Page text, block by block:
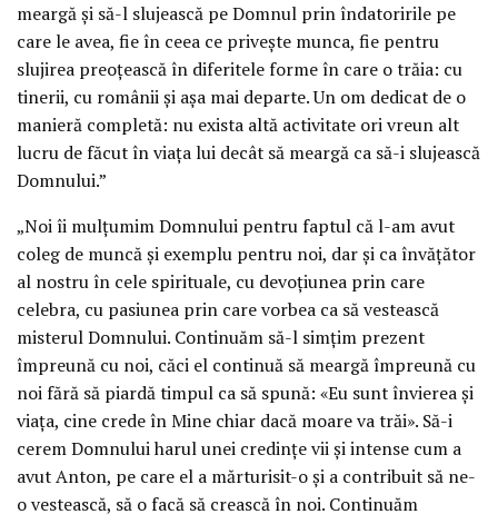
meargă și să-l slujească pe Domnul prin îndatoririle pe
care le avea, fie în ceea ce privește munca, fie pentru
slujirea preoțească în diferitele forme în care o trăia: cu
tinerii, cu românii și așa mai departe. Un om dedicat de o
manieră completă: nu exista altă activitate ori vreun alt
lucru de făcut în viața lui decât să meargă ca să-i slujească
Domnului.”
„Noi îi mulțumim Domnului pentru faptul că l-am avut
coleg de muncă și exemplu pentru noi, dar și ca învățător
al nostru în cele spirituale, cu devoțiunea prin care
celebra, cu pasiunea prin care vorbea ca să vestească
misterul Domnului. Continuăm să-l simțim prezent
împreună cu noi, căci el continuă să meargă împreună cu
noi fără să piardă timpul ca să spună: «Eu sunt învierea și
viața, cine crede în Mine chiar dacă moare va trăi». Să-i
cerem Domnului harul unei credințe vii și intense cum a
avut Anton, pe care el a mărturisit-o și a contribuit să ne-
o vestească, să o facă să crească în noi. Continuăm